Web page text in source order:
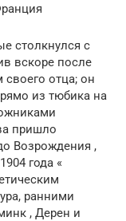
столкнулся с
вскоре после
своего отца; он
из тюбика на
пришло
Возрождения ,
года «
ранними
, Дерен и